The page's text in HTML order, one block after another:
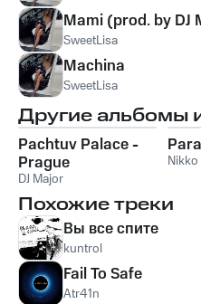
Mami (prod. by DJ
SweetLisa
Machina
SweetLisa
Другие альбомы
Pachtuv Palace -
Prague
DJ Major
Похожие треки
Вы все спите
kuntrol
Fail To Safe
Atr41n